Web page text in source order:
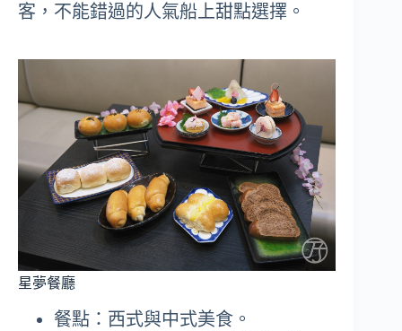
客，不能錯過的人氣船上甜點選擇。
星夢餐廳
餐點：西式與中式美食。